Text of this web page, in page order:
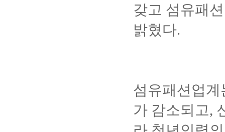
갖고 섬유패
밝혔다.
섬유패션업
가 감소되고,